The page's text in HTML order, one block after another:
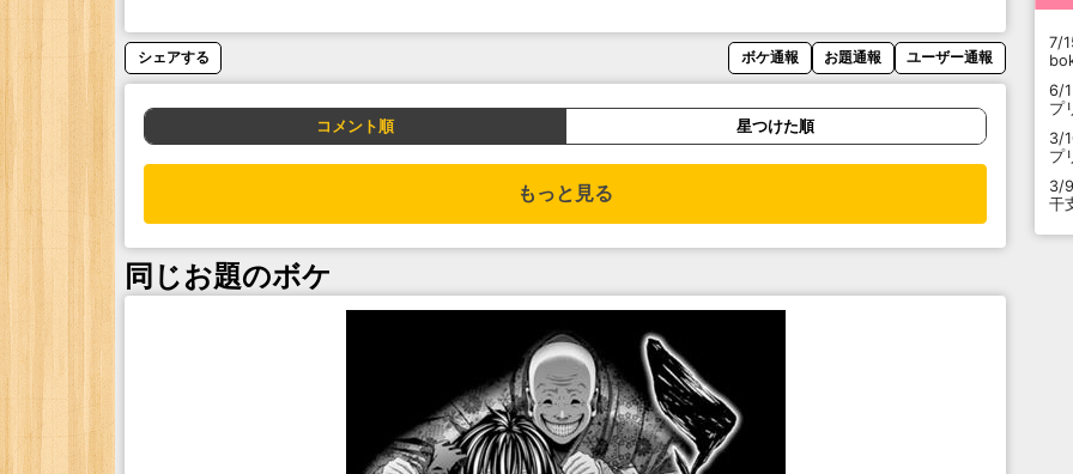
シェアする ボケ通報 お題通報 ユーザー通報
コメント順 星つけた順
もっと見る
同じお題のボケ
7/
6/
プ
3/
プ
3/9
干